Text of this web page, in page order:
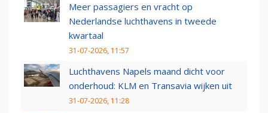
Meer passagiers en vracht op
Nederlandse luchthavens in tweede
kwartaal
31-07-2026, 11:57
Luchthavens Napels maand dicht voor
onderhoud: KLM en Transavia wijken uit
31-07-2026, 11:28